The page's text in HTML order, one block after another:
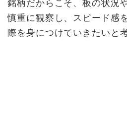
銘柄だからこそ、板の状況
慎重に観察し、スピード感
際を身につけていきたいと